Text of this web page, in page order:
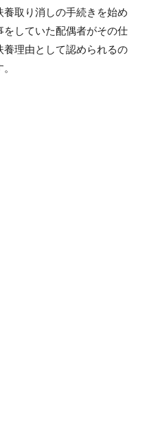
養取り消しの手続きを始め
していた配偶者がその仕
理由として認められるの